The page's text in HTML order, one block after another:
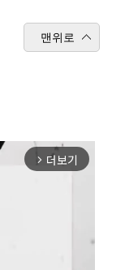
맨위로
arrow_forward_ios 더보기